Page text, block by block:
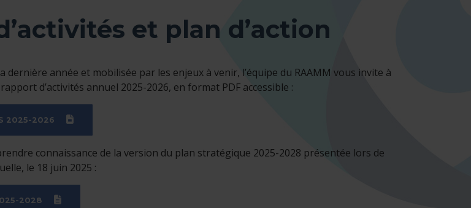
et plan d’action
dernière année et mobilisée par les enjeux à venir, l’équipe du RAAMM vous invite à
d’activités annuel 2025-2026, en format PDF accessible :
2025-2026 (PDF)
connaissance de la version du plan stratégique 2025-2028 présentée lors de
le 18 juin 2025 :
2028 (DOCX)